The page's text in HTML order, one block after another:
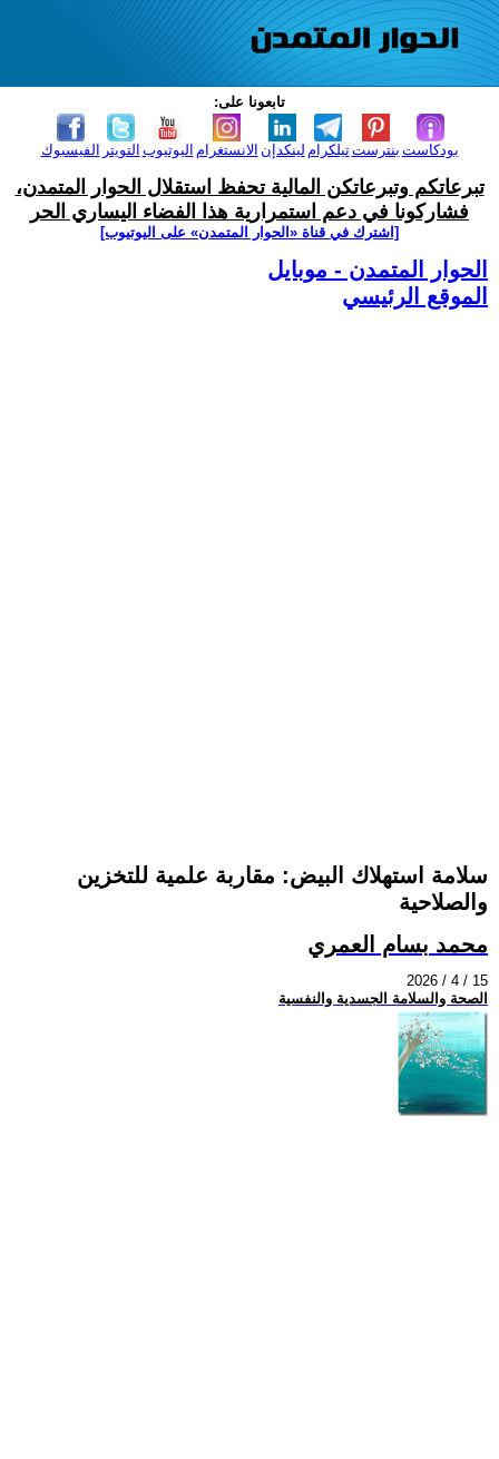
تابعونا على:
الفيسبوك التويتر اليوتيوب الانستغرام لينكدإن تيلكرامبنترست بودكاست
تبرعاتكم وتبرعاتكن المالية تحفظ استقلال الحوار المتمدن،
فشاركونا في دعم استمرارية هذا الفضاء اليساري الحر
[اشترك في قناة ‫«الحوار المتمدن» على اليوتيوب]
الحوار المتمدن - موبايل
الموقع الرئيسي
سلامة استهلاك البيض: مقاربة علمية للتخزين
والصلاحية
محمد بسام العمري
2026 / 4 / 15
الصحة والسلامة الجسدية والنفسية